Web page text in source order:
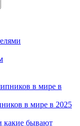
в мире в 2025